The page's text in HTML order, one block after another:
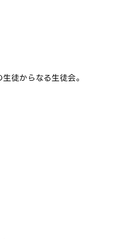
徒からなる生徒会。